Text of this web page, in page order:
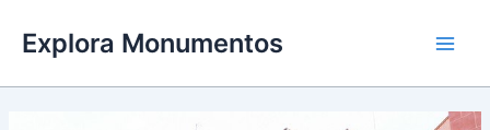
contenido
Explora Monumentos